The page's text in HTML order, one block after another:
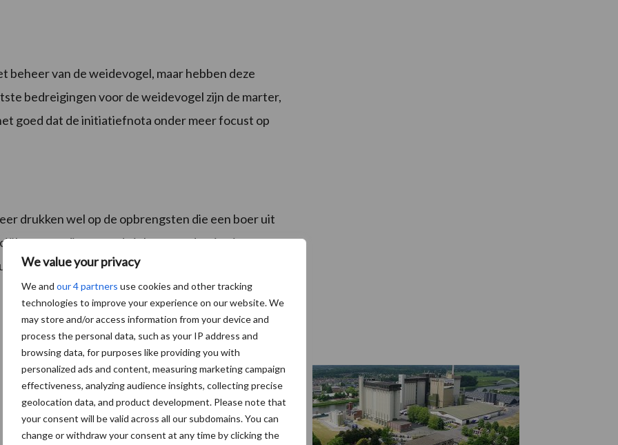
We value your privacy
We and our 4 partners use cookies and other tracking
technologies to improve your experience on our website. We
may store and/or access information from your device and
process the personal data, such as your IP address and
browsing data, for purposes like providing you with
personalized ads and content, measuring marketing campaign
effectiveness, analyzing audience insights, collecting precise
geolocation data, and product development. Please note that
your consent will be valid across all our subdomains. You can
change or withdraw your consent at any time by clicking the
van de weidevogel, maar hebben deze
bedreigingen voor de weidevogel zijn de marter,
goed dat de initiatiefnota onder meer focust op
drukken wel op de opbrengsten die een boer uit
vergoeding voor de inkomstenderving is een
dragen aan weidevogelbeheer.